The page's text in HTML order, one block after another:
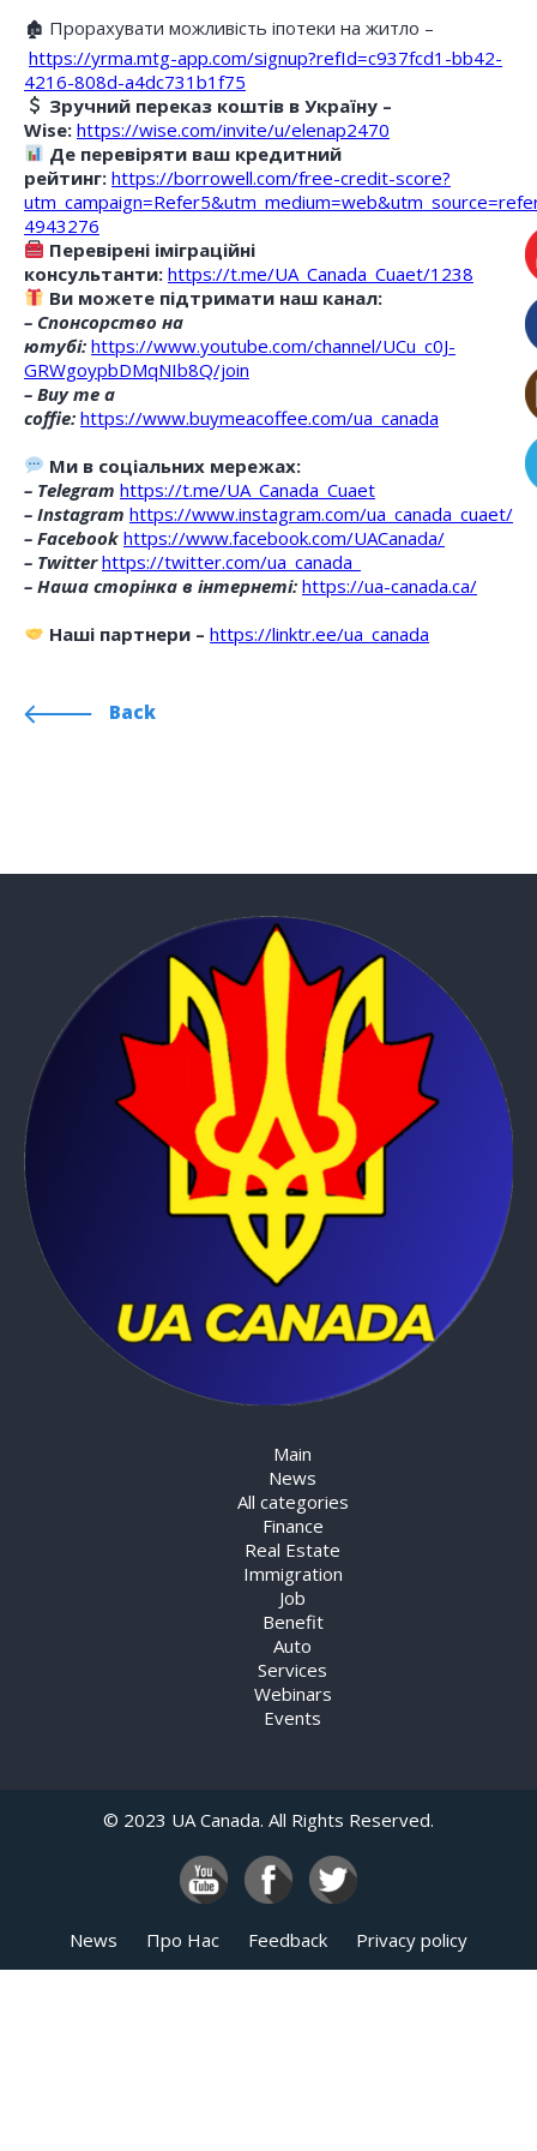
🏚 Прорахувати можливість іпотеки на житло –
https://yrma.mtg-app.com/signup?refId=c937fcd1-bb42-
4216-808d-a4dc731b1f75
Зручний переказ коштів в Україну –
Wise: https://wise.com/invite/u/elenap2470
Де перевіряти ваш кредитний
рейтинг: https://borrowell.com/free-credit-score?
4943276
Перевірені іміграційні
консультанти: https://t.me/UA_Canada_Cuaet/1238
Ви можете підтримати наш канал:
– Спонсорство на
ютубі: https://www.youtube.com/channel/UCu_c0J-
GRWgoypbDMqNIb8Q/join
– Buy me a
coffie: https://www.buymeacoffee.com/ua_canada
Ми в соціальних мережах:
– Telegram https://t.me/UA_Canada_Cuaet
– Instagram https://www.instagram.com/ua_canada_cuaet/
– Facebook https://www.facebook.com/UACanada/
– Twitterhttps://twitter.com/ua_canada_
– Наша сторінка в інтернеті: https://ua-canada.ca/
Наші партнери – https://linktr.ee/ua_canada
Back
Main
News
All categories
Finance
Real Estate
Immigration
Job
Benefit
Auto
Services
Webinars
Events
© 2023 UA Canada. All Rights Reserved.
News Про Нас Feedback Privacy policy